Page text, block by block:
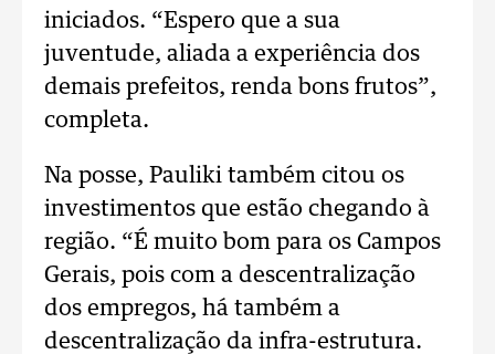
iniciados. “Espero que a sua
juventude, aliada a experiência dos
demais prefeitos, renda bons frutos”,
completa.
Na posse, Pauliki também citou os
investimentos que estão chegando à
região. “É muito bom para os Campos
Gerais, pois com a descentralização
dos empregos, há também a
descentralização da infra-estrutura.